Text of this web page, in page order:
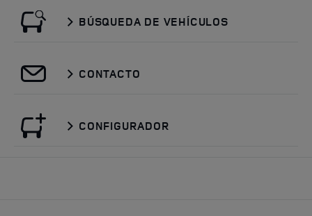
BÚSQUEDA DE VEHÍCULOS
CONTACTO
CONFIGURADOR